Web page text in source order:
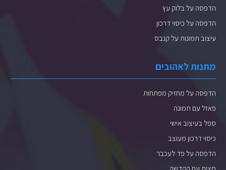
הדפסה על בלוק עץ
הדפסה על כיסוי דרכון
עיצוב תמונות על קנבס
מתנות לאהובים
הדפסה על מחזיק מפתחות
פאזל עם תמונה
ספל בעיצוב אישי
כיסוי דרכון מעוצב
הדפסה על פד לעכבר